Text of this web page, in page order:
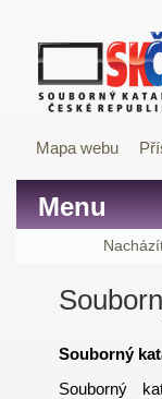
Mapa webu
Menu
Souborný
Souborný